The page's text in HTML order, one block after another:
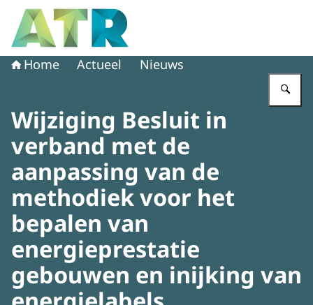
Naar de homepage van Adviescollege toetsing regeldruk
Home Actueel Nieuws
Wijziging Besluit in
verband met de
aanpassing van de
methodiek voor het
bepalen van
energieprestatie
gebouwen en inijking van